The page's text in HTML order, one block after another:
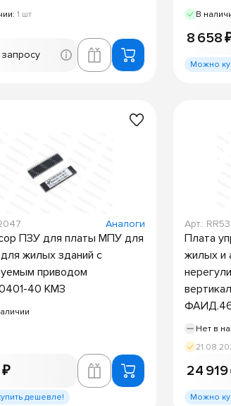
1 шт В
8 658
Можно
Аналоги
ПЗУ для платы МПУ для
жилых зданий с
приводом
40 КМЗ
₽
дешевле!
Арт.:
Плата
жилых и
Нет в
24 919
Можно